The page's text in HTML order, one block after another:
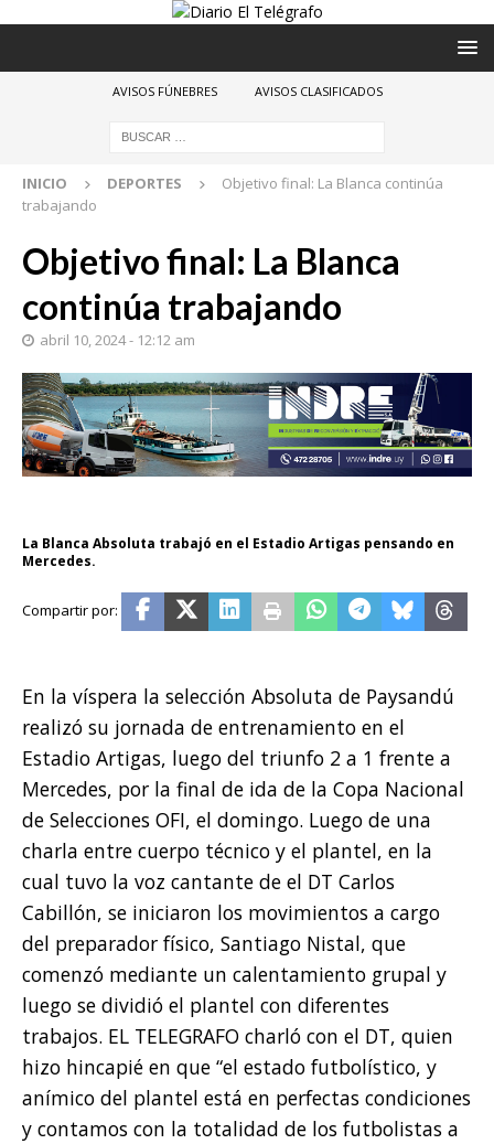
AVISOS FÚNEBRES AVISOS CLASIFICADOS
INICIO DEPORTES
Objetivo final: La Blanca continúa
trabajando
Objetivo final: La Blanca
continúa trabajando
abril 10, 2024 - 12:12 am
La Blanca Absoluta trabajó en el Estadio Artigas pensando en
Mercedes.
En la víspera la selección Absoluta de Paysandú
realizó su jornada de entrenamiento en el
Estadio Artigas, luego del triunfo 2 a 1 frente a
Mercedes, por la final de ida de la Copa Nacional
de Selecciones OFI, el domingo. Luego de una
charla entre cuerpo técnico y el plantel, en la
cual tuvo la voz cantante de el DT Carlos
Cabillón, se iniciaron los movimientos a cargo
del preparador físico, Santiago Nistal, que
comenzó mediante un calentamiento grupal y
luego se dividió el plantel con diferentes
trabajos. EL TELEGRAFO charló con el DT, quien
hizo hincapié en que “el estado futbolístico, y
anímico del plantel está en perfectas condiciones
y contamos con la totalidad de los futbolistas a